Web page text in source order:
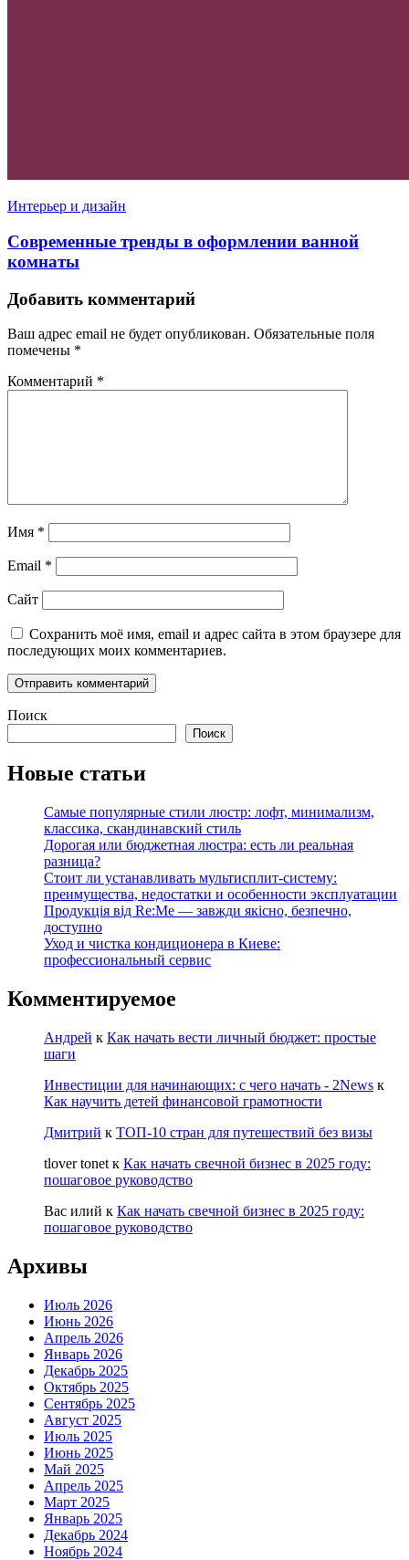
Интерьер и дизайн
Современные тренды в оформлении ванной
комнаты
Добавить комментарий
Ваш адрес email не будет опубликован. Обязательные поля
помечены *
Комментарий *
Имя *
Email *
Сайт
Сохранить моё имя, email и адрес сайта в этом браузере для
последующих моих комментариев.
Поиск
Поиск
Новые статьи
Самые популярные стили люстр: лофт, минимализм,
классика, скандинавский стиль
Дорогая или бюджетная люстра: есть ли реальная
разница?
Стоит ли устанавливать мультисплит-систему:
преимущества, недостатки и особенности эксплуатации
Продукція від Re:Me — завжди якісно, безпечно,
доступно
Уход и чистка кондиционера в Киеве:
профессиональный сервис
Комментируемое
Андрей к Как начать вести личный бюджет: простые
шаги
Инвестиции для начинающих: с чего начать - 2News к
Как научить детей финансовой грамотности
Дмитрий к ТОП-10 стран для путешествий без визы
tlover tonet к Как начать свечной бизнес в 2025 году:
пошаговое руководство
Вас илий к Как начать свечной бизнес в 2025 году:
пошаговое руководство
Архивы
Июль 2026
Июнь 2026
Апрель 2026
Январь 2026
Декабрь 2025
Октябрь 2025
Сентябрь 2025
Август 2025
Июль 2025
Июнь 2025
Май 2025
Апрель 2025
Март 2025
Январь 2025
Декабрь 2024
Ноябрь 2024